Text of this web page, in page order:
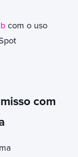
com o uso
com